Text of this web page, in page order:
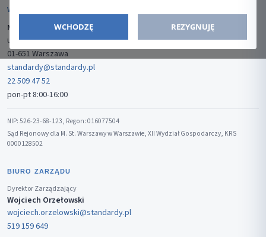
WCHODZĘ REZYGNUJĘ
WYDAWCA
Media-Press Sp. z o.o.
ul. Gwiaździsta 7B/8
01-651 Warszawa
standardy@standardy.pl
22 509 47 52
pon-pt 8:00-16:00
NIP: 526-23-68-123, Regon: 016077504
Sąd Rejonowy dla M. St. Warszawy w Warszawie, XII Wydział Gospodarczy, KRS
0000128502
BIURO ZARZĄDU
Dyrektor Zarządzający
Wojciech Orzełowski
wojciech.orzelowski@standardy.pl
519 159 649